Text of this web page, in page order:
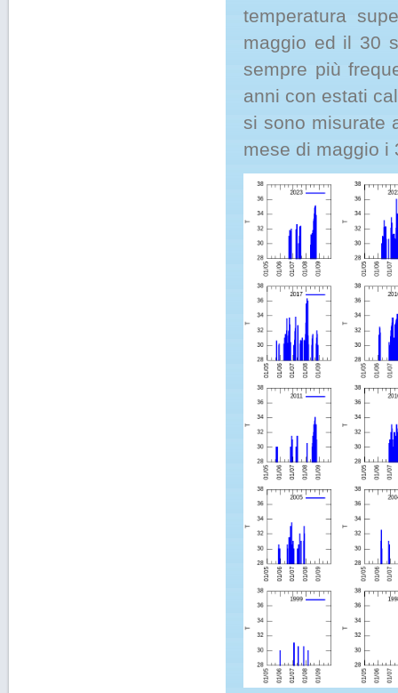
temperatura
maggio ed il 30
sempre più
anni con estati
si sono misurate
mese di maggio i